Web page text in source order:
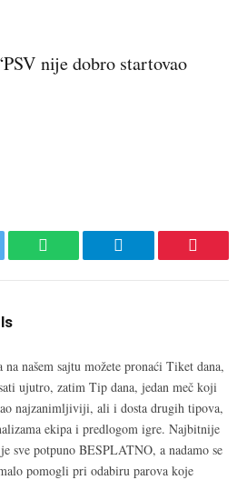
nije dobro startovao
WhatsApp Telegram
na našem sajtu možete pronaći Tiket dana,
ujutro, zatim Tip dana, jedan meč koji
najzanimljiviji, ali i dosta drugih tipova,
ekipa i predlogom igre. Najbitnije
sve potpuno BESPLATNO, a nadamo se
pomogli pri odabiru parova koje